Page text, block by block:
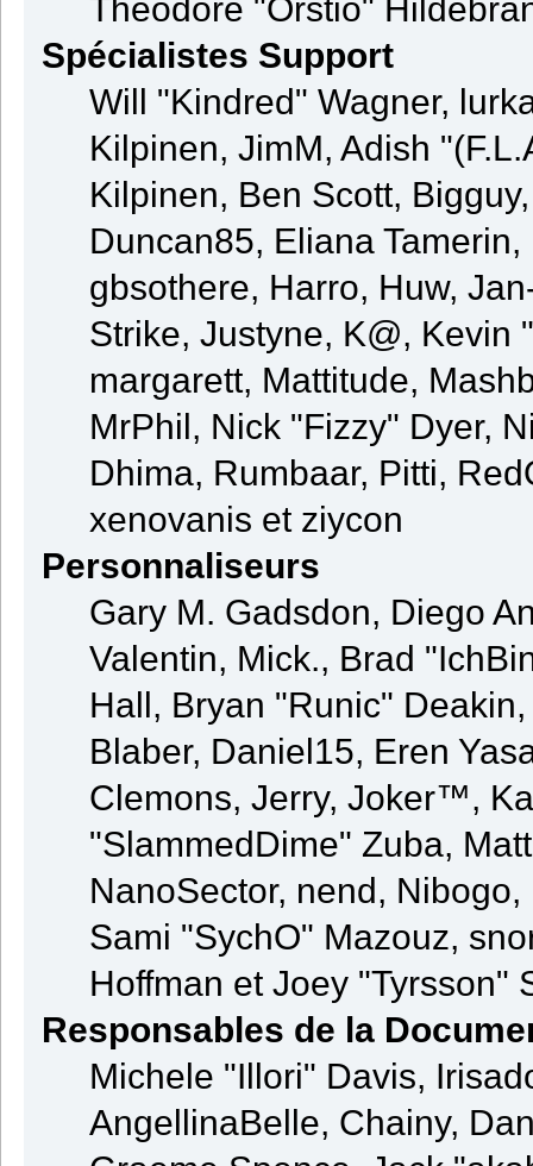
Theodore "Orstio"
Spécialistes Support
Will "Kindred" Wagner,
Kilpinen, JimM, Adish
Kilpinen, Ben Scott,
Duncan85, Eliana
gbsothere, Harro, Huw,
Strike, Justyne, K@, Kevin
margarett, Mattitude,
MrPhil, Nick "Fizzy" Dyer,
Dhima, Rumbaar, Pitti,
xenovanis et ziycon
Personnaliseurs
Gary M. Gadsdon, Diego
Valentin, Mick., Brad
Hall, Bryan "Runic"
Blaber, Daniel15, Eren
Clemons, Jerry, Joker™,
"SlammedDime" Zuba,
NanoSector, nend,
Sami "SychO" Mazouz,
Hoffman et Joey "Tyrsson"
Responsables de la
Michele "Illori" Davis,
AngellinaBelle, Chainy,